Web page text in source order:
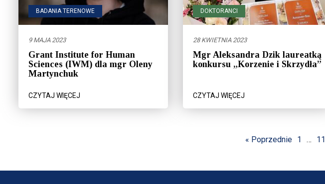
BADANIA TERENOWE
9 MAJA 2023
Grant Institute for Human
Sciences (IWM) dla mgr Oleny
Martynchuk
CZYTAJ WIĘCEJ
DOKTORANCI
28 KWIETNIA 2023
Mgr Aleksandra Dzik laureatką
konkursu „Korzenie i Skrzydła”
CZYTAJ WIĘCEJ
« Poprzednie 1 … 11